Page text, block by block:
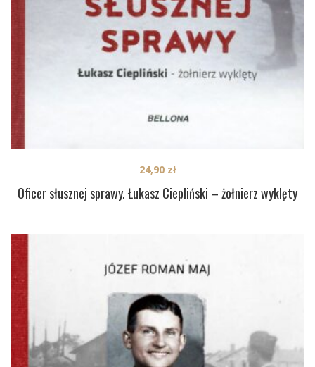
Oficer słusznej sprawy. Łukasz Ciepliński – żołnierz wyklęty
24,90 zł